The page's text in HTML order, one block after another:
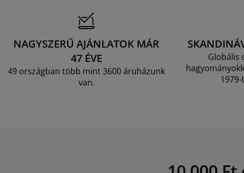
NAGYSZERŰ AJÁNLATOK MÁR
47 ÉVE
49 országban több mint 3600 áruházunk
van.
Globális